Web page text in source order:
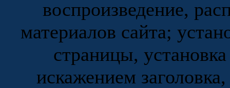
воспроизведение,
материалов сайта;
страницы,
искажением